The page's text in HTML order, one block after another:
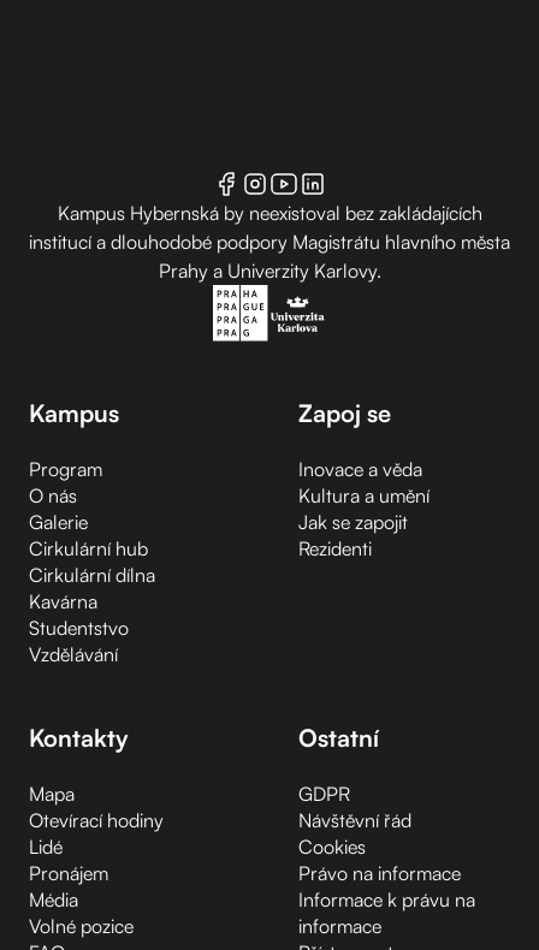
Kampus Hybernská by neexistoval bez zakládajících
institucí a dlouhodobé podpory Magistrátu hlavního města
Prahy a Univerzity Karlovy.
Kampus
Program
O nás
Galerie
Cirkulární hub
Cirkulární dílna
Kavárna
Studentstvo
Vzdělávání
Zapoj se
Inovace a věda
Kultura a umění
Jak se zapojit
Rezidenti
Kontakty
Mapa
Otevírací hodiny
Lidé
Pronájem
Média
Volné pozice
Ostatní
GDPR
Návštěvní řád
Cookies
Právo na informace
Informace k právu na
informace